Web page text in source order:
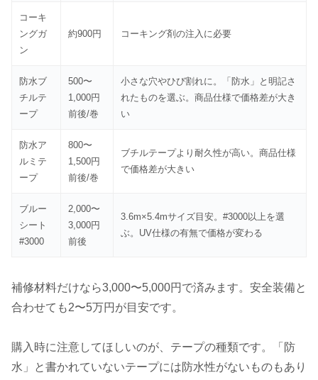
コーキ
ングガ
ン
約900円 コーキング剤の注入に必要
防水ブ
チルテ
ープ
500〜
1,000円
前後/巻
小さな穴やひび割れに。「防水」と明記さ
れたものを選ぶ。商品仕様で価格差が大き
い
防水ア
ルミテ
ープ
800〜
1,500円
前後/巻
ブチルテープより耐久性が高い。商品仕様
で価格差が大きい
ブルー
シート
#3000
2,000〜
3,000円
前後
3.6m×5.4mサイズ目安。#3000以上を選
ぶ。UV仕様の有無で価格が変わる
補修材料だけなら3,000〜5,000円で済みます。安全装備と
合わせても2〜5万円が目安です。
購入時に注意してほしいのが、テープの種類です。「防
水」と書かれていないテープには防水性がないものもあり